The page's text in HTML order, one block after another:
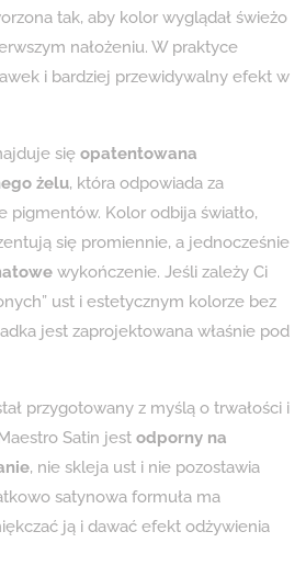
tak, aby kolor wyglądał świeżo
nałożeniu. W praktyce
i bardziej przewidywalny efekt w
się opatentowana
żelu, która odpowiada za
pigmentów. Kolor odbija światło,
się promiennie, a jednocześnie
wykończenie. Jeśli zależy Ci
ust i estetycznym kolorze bez
jest zaprojektowana właśnie pod
przygotowany z myślą o trwałości i
Satin jest odporny na
, nie skleja ust i nie pozostawia
satynowa formuła ma
ją i dawać efekt odżywienia